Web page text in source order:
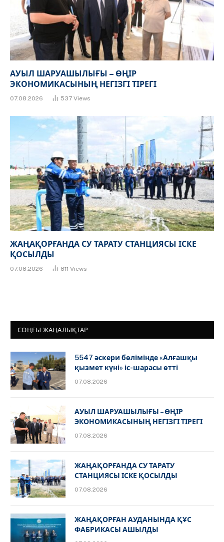
АУЫЛ ШАРУАШЫЛЫҒЫ – ӨҢІР
ЭКОНОМИКАСЫНЫҢ НЕГІЗГІ ТІРЕГІ
07.08.2026 537 Views
ЖАҢАҚОРҒАНДА СУ ТАРАТУ СТАНЦИЯСЫ ІСКЕ
ҚОСЫЛДЫ
07.08.2026 811 Views
СОҢҒЫ ЖАҢАЛЫҚТАР
5547 әскери бөлімінде «Алғашқы
қызмет күні» іс-шарасы өтті
07.08.2026
АУЫЛ ШАРУАШЫЛЫҒЫ – ӨҢІР
ЭКОНОМИКАСЫНЫҢ НЕГІЗГІ ТІРЕГІ
07.08.2026
ЖАҢАҚОРҒАНДА СУ ТАРАТУ
СТАНЦИЯСЫ ІСКЕ ҚОСЫЛДЫ
07.08.2026
ЖАҢАҚОРҒАН АУДАНЫНДА ҚҰС
ФАБРИКАСЫ АШЫЛДЫ